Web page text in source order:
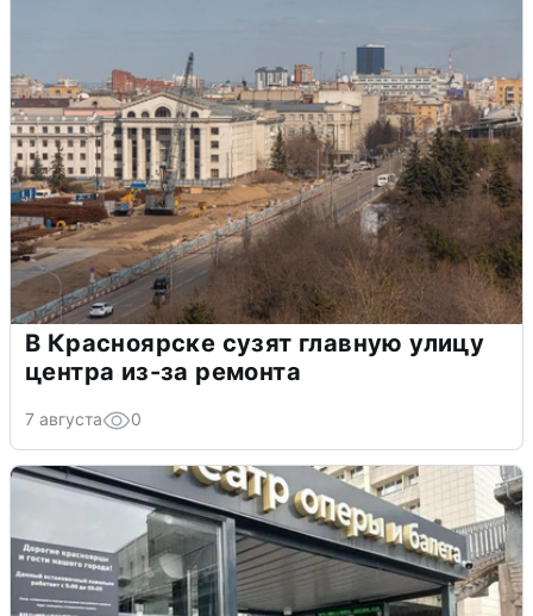
В Красноярске сузят главную улицу
центра из-за ремонта
7 августа 0